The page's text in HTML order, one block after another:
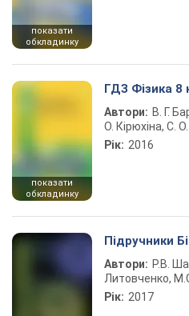
показати
обкладинку
показати
обкладинку
ГДЗ Фізика 8
Автори: В. Г.
О. Кірюхіна, С.
Рік: 2016
Підручники
Автори: Р.В.
Литовченко,
Рік: 2017